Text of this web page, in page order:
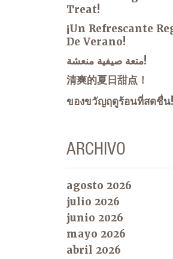
Treat!
¡Un Refrescante
De Verano!
متعة صيفية منعشة!
清爽的夏日甜点！
ของขวัญฤดูร้อนที่สดชื่น!
ARCHIVO
agosto 2026
julio 2026
junio 2026
mayo 2026
abril 2026